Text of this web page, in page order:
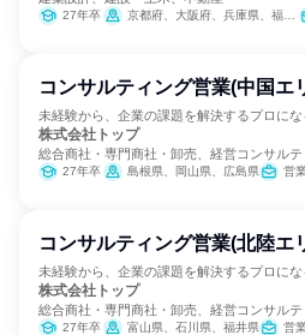
27年卒 京都府、大阪府、兵庫県、福岡県
コンサルティング営業(中国エ
未経験から、企業の課題を解決するプロにな
株式会社トップ
総合商社・専門商社・卸売、経営コンサル
27年卒 島根県、岡山県、広島県 営
コンサルティング営業(北陸エ
未経験から、企業の課題を解決するプロにな
株式会社トップ
総合商社・専門商社・卸売、経営コンサル
27年卒 富山県、石川県、福井県 営